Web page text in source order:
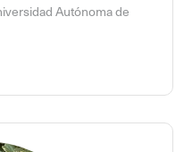
Autónoma de